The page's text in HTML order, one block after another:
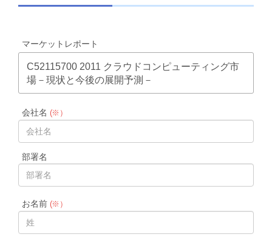
マーケットレポート
C52115700 2011 クラウドコンピューティング市
場－現状と今後の展開予測－
会社名 (※）
部署名
お名前(※）